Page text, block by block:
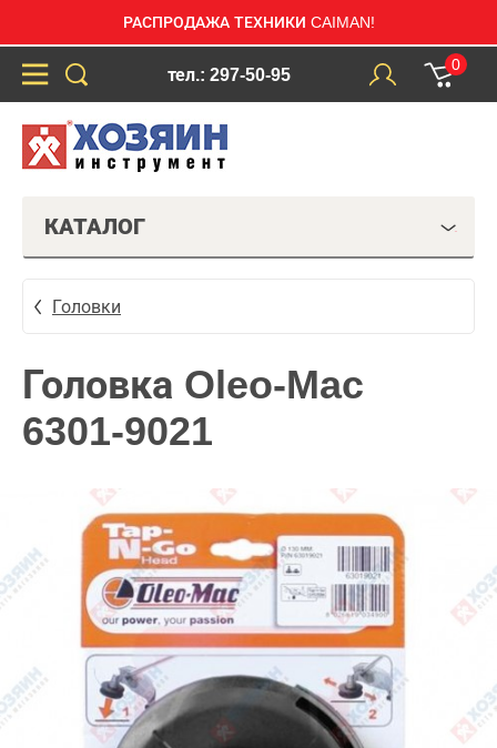
РАСПРОДАЖА ТЕХНИКИ CAIMAN!
тел.: 297-50-95
0
КАТАЛОГ
Головки
Головка Oleo-Mac
6301-9021